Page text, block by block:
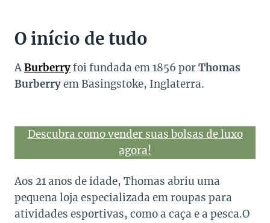
O início de tudo
ABurberryfoi fundada em 1856 porThomas
Burberryem Basingstoke, Inglaterra.
Descubra como vender suas bolsas de luxo
agora!
Aos 21 anos de idade, Thomas abriu uma
pequena loja especializada em roupas para
atividades esportivas, como a caça e a pesca.O